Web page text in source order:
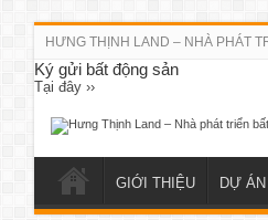
HƯNG THỊNH LAND – NHÀ PHÁT
Ký gửi bất động sản
Tại đây ››
GIỚI THIỆU DỰ